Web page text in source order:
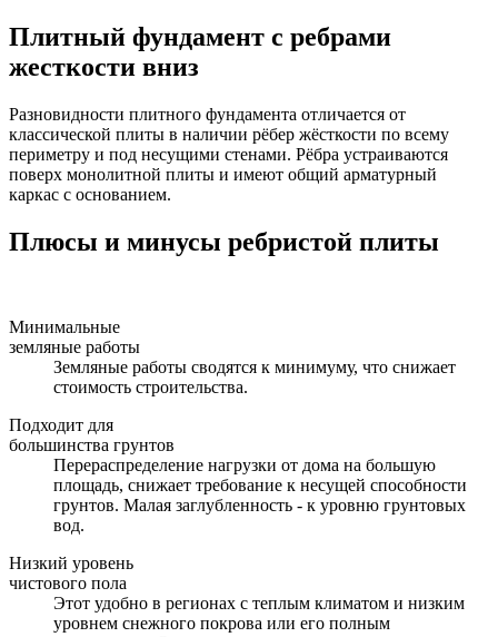
Плитный фундамент с ребрами
жесткости вниз
Разновидности плитного фундамента отличается от
классической плиты в наличии рёбер жёсткости по всему
периметру и под несущими стенами. Рёбра устраиваются
поверх монолитной плиты и имеют общий арматурный
каркас с основанием.
Плюсы и минусы ребристой плиты
Минимальные
земляные работы
Земляные работы сводятся к минимуму, что снижает
стоимость строительства.
Подходит для
большинства грунтов
Перераспределение нагрузки от дома на большую
площадь, снижает требование к несущей способности
грунтов. Малая заглубленность - к уровню грунтовых
вод.
Низкий уровень
чистового пола
Этот удобно в регионах с теплым климатом и низким
уровнем снежного покрова или его полным